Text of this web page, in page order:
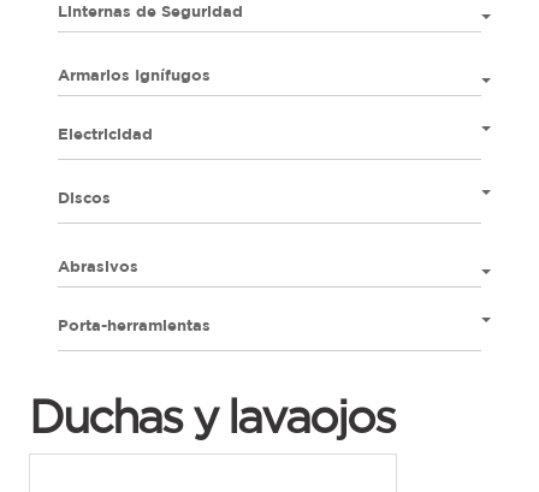
Linternas de Seguridad
Armarios Ignífugos
Electricidad
Discos
Abrasivos
Porta-herramientas
Duchas y lavaojos